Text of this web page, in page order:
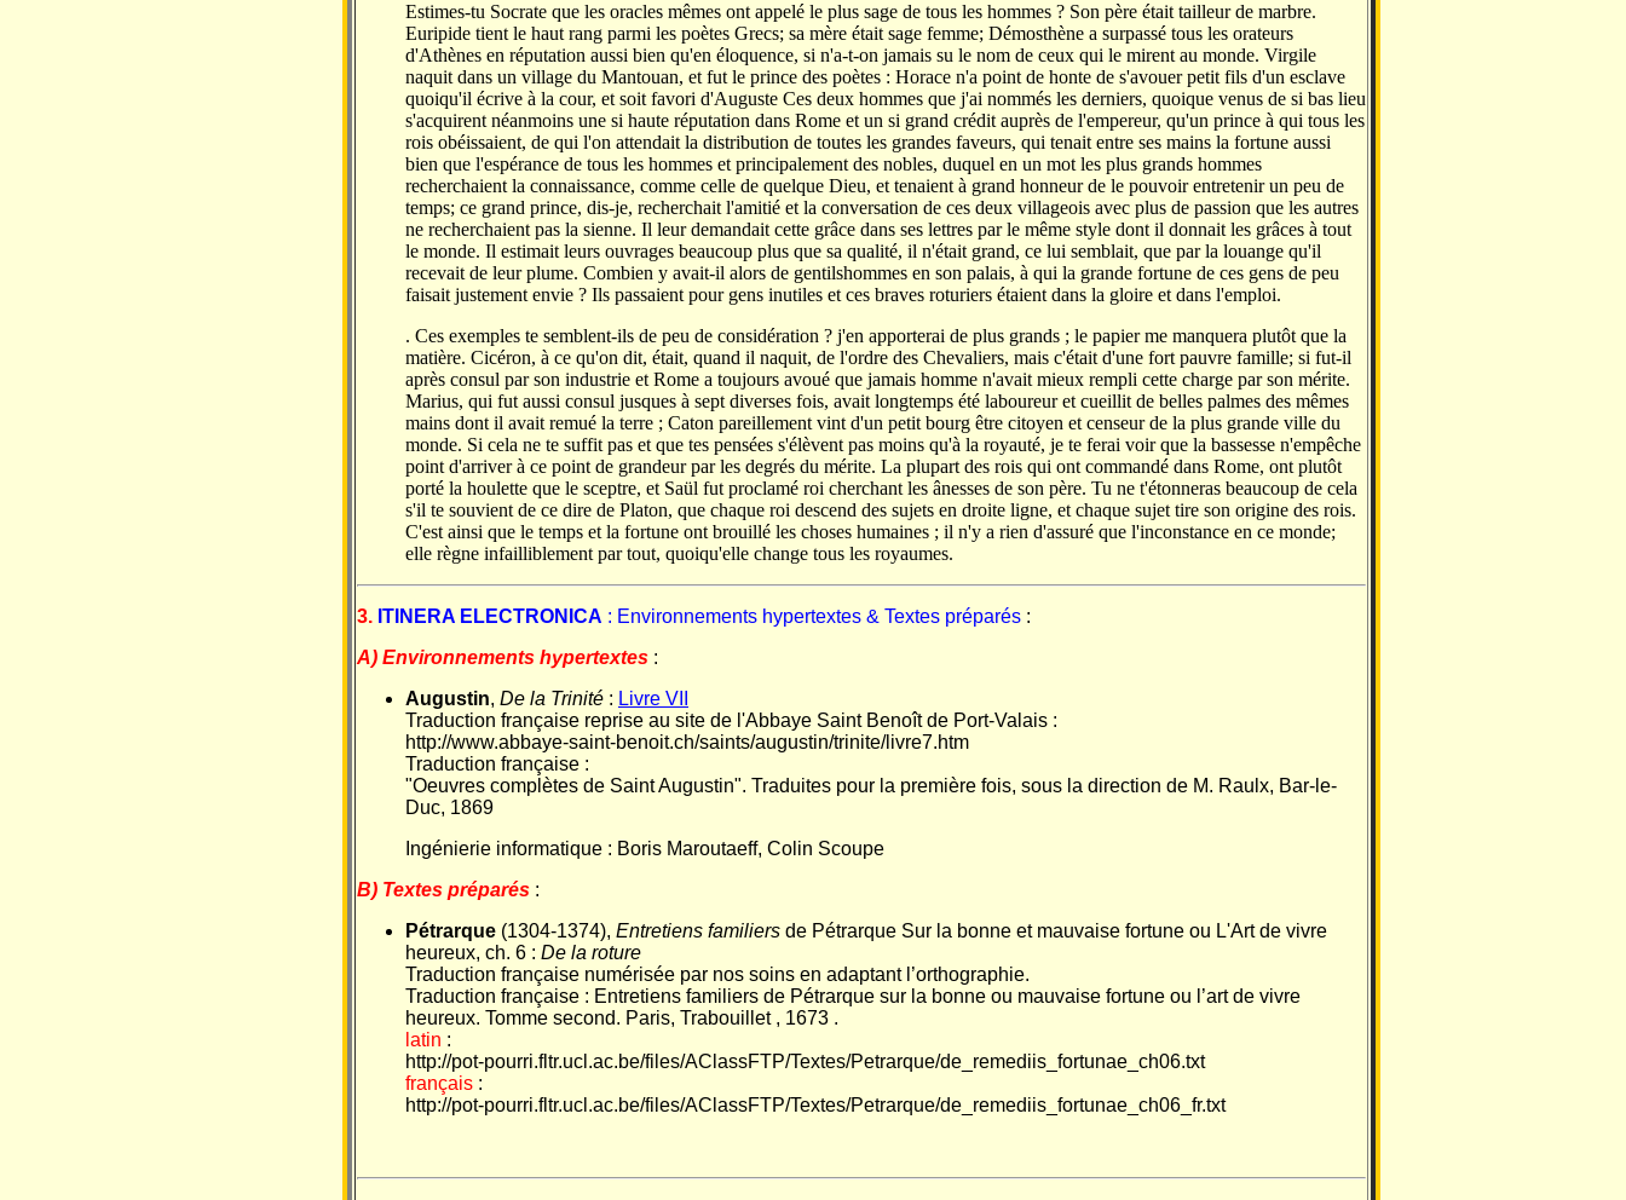
Estimes-tu Socrate que les oracles mêmes ont appelé le plus sage de tous les hommes ? Son père était tailleur de marbre.
Euripide tient le haut rang parmi les poètes Grecs; sa mère était sage femme; Démosthène a surpassé tous les orateurs
d'Athènes en réputation aussi bien qu'en éloquence, si n'a-t-on jamais su le nom de ceux qui le mirent au monde. Virgile
naquit dans un village du Mantouan, et fut le prince des poètes : Horace n'a point de honte de s'avouer petit fils d'un esclave
quoiqu'il écrive à la cour, et soit favori d'Auguste Ces deux hommes que j'ai nommés les derniers, quoique venus de si bas lieu
s'acquirent néanmoins une si haute réputation dans Rome et un si grand crédit auprès de l'empereur, qu'un prince à qui tous les
rois obéissaient, de qui l'on attendait la distribution de toutes les grandes faveurs, qui tenait entre ses mains la fortune aussi
bien que l'espérance de tous les hommes et principalement des nobles, duquel en un mot les plus grands hommes
recherchaient la connaissance, comme celle de quelque Dieu, et tenaient à grand honneur de le pouvoir entretenir un peu de
temps; ce grand prince, dis-je, recherchait l'amitié et la conversation de ces deux villageois avec plus de passion que les autres
ne recherchaient pas la sienne. Il leur demandait cette grâce dans ses lettres par le même style dont il donnait les grâces à tout
le monde. Il estimait leurs ouvrages beaucoup plus que sa qualité, il n'était grand, ce lui semblait, que par la louange qu'il
recevait de leur plume. Combien y avait-il alors de gentilshommes en son palais, à qui la grande fortune de ces gens de peu
faisait justement envie ? Ils passaient pour gens inutiles et ces braves roturiers étaient dans la gloire et dans l'emploi.
. Ces exemples te semblent-ils de peu de considération ? j'en apporterai de plus grands ; le papier me manquera plutôt que la
matière. Cicéron, à ce qu'on dit, était, quand il naquit, de l'ordre des Chevaliers, mais c'était d'une fort pauvre famille; si fut-il
après consul par son industrie et Rome a toujours avoué que jamais homme n'avait mieux rempli cette charge par son mérite.
Marius, qui fut aussi consul jusques à sept diverses fois, avait longtemps été laboureur et cueillit de belles palmes des mêmes
mains dont il avait remué la terre ; Caton pareillement vint d'un petit bourg être citoyen et censeur de la plus grande ville du
monde. Si cela ne te suffit pas et que tes pensées s'élèvent pas moins qu'à la royauté, je te ferai voir que la bassesse n'empêche
point d'arriver à ce point de grandeur par les degrés du mérite. La plupart des rois qui ont commandé dans Rome, ont plutôt
porté la houlette que le sceptre, et Saül fut proclamé roi cherchant les ânesses de son père. Tu ne t'étonneras beaucoup de cela
s'il te souvient de ce dire de Platon, que chaque roi descend des sujets en droite ligne, et chaque sujet tire son origine des rois.
C'est ainsi que le temps et la fortune ont brouillé les choses humaines ; il n'y a rien d'assuré que l'inconstance en ce monde;
elle règne infailliblement par tout, quoiqu'elle change tous les royaumes.
3. ITINERA ELECTRONICA : Environnements hypertextes & Textes préparés :
A) Environnements hypertextes :
Augustin, De la Trinité : Livre VII
Traduction française reprise au site de l'Abbaye Saint Benoît de Port-Valais :
http://www.abbaye-saint-benoit.ch/saints/augustin/trinite/livre7.htm
Traduction française :
"Oeuvres complètes de Saint Augustin". Traduites pour la première fois, sous la direction de M. Raulx, Bar-le-
Duc, 1869
Ingénierie informatique : Boris Maroutaeff, Colin Scoupe
B) Textes préparés :
Pétrarque (1304-1374), Entretiens familiers de Pétrarque Sur la bonne et mauvaise fortune ou L'Art de vivre
heureux, ch. 6 : De la roture
Traduction française numérisée par nos soins en adaptant l’orthographie.
Traduction française : Entretiens familiers de Pétrarque sur la bonne ou mauvaise fortune ou l’art de vivre
heureux. Tomme second. Paris, Trabouillet , 1673 .
latin :
http://pot-pourri.fltr.ucl.ac.be/files/AClassFTP/Textes/Petrarque/de_remediis_fortunae_ch06.txt
français :
http://pot-pourri.fltr.ucl.ac.be/files/AClassFTP/Textes/Petrarque/de_remediis_fortunae_ch06_fr.txt